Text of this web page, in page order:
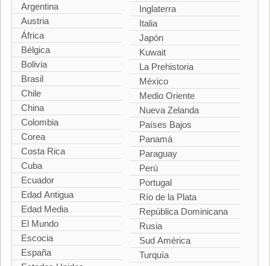
Argentina
Austria
África
Bélgica
Bolivia
Brasil
Chile
China
Colombia
Corea
Costa Rica
Cuba
Ecuador
Edad Antigua
Edad Media
El Mundo
Escocia
España
Inglaterra
Italia
Japón
Kuwait
La Prehistoria
México
Medio Oriente
Nueva Zelanda
Países Bajos
Panamá
Paraguay
Perú
Portugal
Río de la Plata
República Dominicana
Rusia
Sud América
Turquía